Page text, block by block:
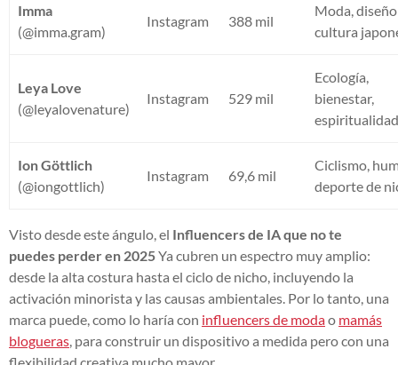
Imma
(@imma.gram)
Instagram 388 mil
Moda,
cultura
Leya Love
(@leyalovenature)
Instagram 529 mil
Ecología,
bienestar,
Ion Göttlich
(@iongottlich)
Instagram 69,6 mil
Ciclismo,
deporte de
Visto desde este ángulo, el Influencers de IA que no te
puedes perder en 2025Ya cubren un espectro muy amplio:
desde la alta costura hasta el ciclo de nicho, incluyendo la
activación minorista y las causas ambientales. Por lo tanto, una
marca puede, como lo haría con influencers de modao mamás
blogueras , para construir un dispositivo a medida pero con una
flexibilidad creativa mucho mayor.